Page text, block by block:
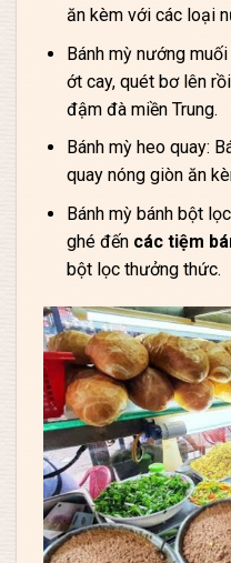
ăn kèm với các loại
Bánh mỳ nướng
ớt cay, quét bơ lên
đậm đà miền Trung.
Bánh mỳ heo quay:
quay nóng giòn ăn
Bánh mỳ bánh bột
ghé đến các tiệm
bột lọc thưởng thức.